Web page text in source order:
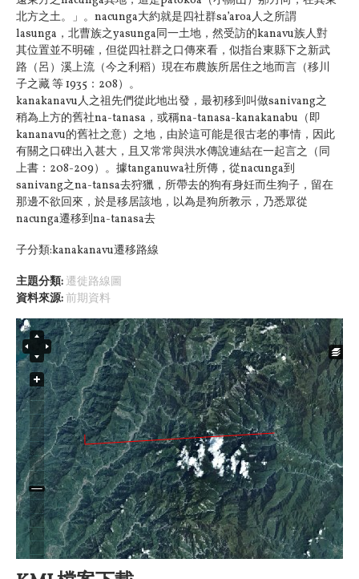
北方之土。」。nacunga大約就是四社群sa’aroa人之所謂
lasunga，北曹族之yasunga同一土地，然受訪的kanavu族人對
其位置並不明確，但從四社群之口傳來看，似指台東縣下之新武
路（呂）溪上流（今之利稻）現在布農族所居住之地而言（移川
子之藏 等 1935：208）。
kanakanavu人之祖先們從此地出發，最初移到叫做sanivang之
稍為上方的舊社na-tanasa，或稱na-tanasa-kanakanabu（即
kananavu的舊社之意）之地，由於這可能是很古老的事情，因此
有關之口碑出入甚大，且又常常與洪水傳說連結在一起言之（同
上書：208-209）。據tanganuwa社所傳，從nacunga到
sanivang之na-tansa去狩獵，所帶去的狗有身妊而生狗子，留在
那邊不欲回來，於是移居該地，以為是狗所教示，乃悉眾從
nacunga遷移到na-tanasa去
子分類:kanakanavu遷移路線
主題分類:遷徙路線圖
資料來源:前期資料